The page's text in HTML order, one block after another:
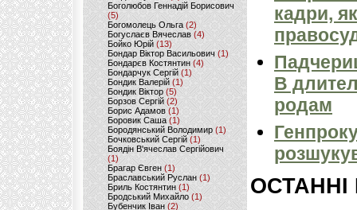
Боголюбов Геннадій Борисович
(5)
Богомолець Ольга (2)
Богуслаєв Вячеслав (4)
Бойко Юрій (13)
Бондар Віктор Васильович (1)
Бондарєв Костянтин (4)
Бондарчук Сергій(1)
Бондик Валерій (1)
Бондик Віктор(5)
Борзов Сергiй (2)
Борис Адамов(1)
Боровик Саша (1)
Бородянський Володимир (1)
Бочковський Сергій (1)
Боядін В'ячеслав Сергійович
(1)
Брагар Євген (1)
Браславський Руслан (1)
Бриль Костянтин (1)
Бродський Михайло (1)
Бубенчик Іван(2)
кадри,
В
родам
ОСТАННІ